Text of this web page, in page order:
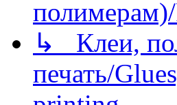
↳ Клеи,
печать/